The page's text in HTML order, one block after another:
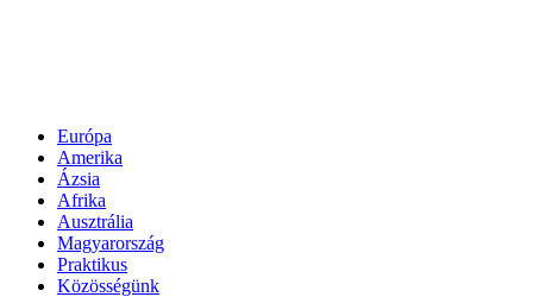
Európa
Amerika
Ázsia
Afrika
Ausztrália
Magyarország
Praktikus
Közösségünk